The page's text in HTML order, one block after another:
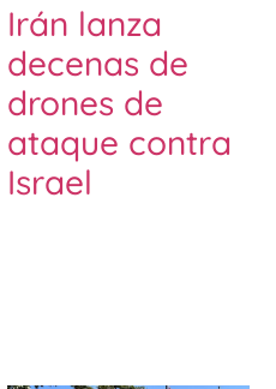
Irán lanza
decenas de
drones de
ataque contra
Israel